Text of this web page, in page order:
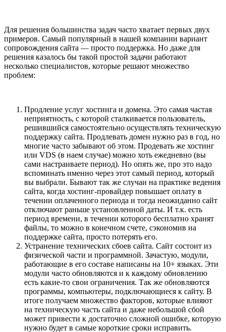
Для решения большинства задач часто хватает первых двух
примеров. Самый популярный в нашей компании вариант
сопровождения сайта — просто поддержка. Но даже для
решения казалось бы такой простой задачи работают
несколько специалистов, которые решают множество
проблем:
Продление услуг хостинга и домена. Это самая частая
неприятность, с которой сталкивается пользователь,
решившийся самостоятельно осуществлять техническую
поддержку сайта. Продлевать домен нужно раз в год, но
многие часто забывают об этом. Продевать же хостинг
или VDS (в наем случае) можно хоть ежедневно (вы
сами настраиваете период). Но опять же, про это надо
вспоминать именно через этот самый период, который
вы выбрали. Бывают так же случаи на практике ведения
сайта, когда хостинг-провайдер повышает оплату в
течении оплаченного периода и тогда неожиданно сайт
отключают раньше установленной даты. И т.к. есть
период времени, в течении которого бесплатно хранят
файлы, то можно в конечном счете, сэкономив на
поддержке сайта, просто потерять его.
Устранение технических сбоев сайта. Сайт состоит из
физической части и программной. Зачастую, модули,
работающие в его составе написаны на 10+ языках. Эти
модули часто обновляются и к каждому обновлению
есть какие-то свои ограничения. Так же обновляются
программы, компьютеры, подключающиеся к сайту. В
итоге получаем множество факторов, которые влияют
на техническую часть сайта и даже небольшой сбой
может привести к достаточно сложной ошибке, которую
нужно будет в самые короткие сроки исправить.